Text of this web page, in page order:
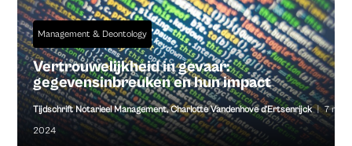
Management & Deontology
Vertrouwelijkheid in gevaar:
gegevensinbreuken en hun impact
Tijdschrift Notarieel Management,Charlotte Vandenhove d’Ertsenrijck | 7 nov
2024